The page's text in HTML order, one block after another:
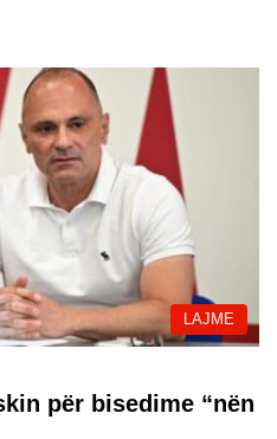
LAJME
për bisedime “nën